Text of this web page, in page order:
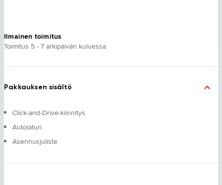
Ilmainen toimitus
Toimitus 5 - 7 arkipäivän kuluessa
Pakkauksen sisältö
Click-and-Drive-kiinnitys
Autolaturi
Asennusjuliste